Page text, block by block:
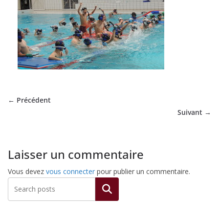
de
Hockey
de
← Précédent
Suivant →
Laisser un commentaire
Vous devez vous connecter pour publier un commentaire.
Rechercher